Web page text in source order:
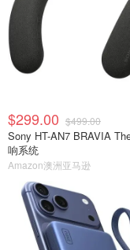
$299.00 $499.00
Sony HT-AN7 BRAVIA
响系统
Amazon澳洲亚马逊